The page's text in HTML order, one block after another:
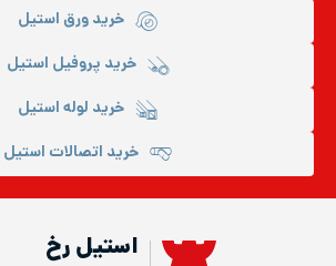
خرید ورق استیل
خرید پروفیل استیل
خرید لوله استیل
خرید اتصالات استیل
استیل رخ